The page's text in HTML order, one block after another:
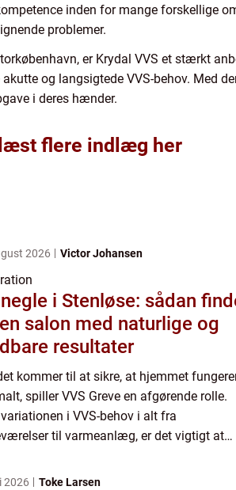
inden for mange forskellige
problemer.
er Krydal VVS et stærkt
og langsigtede VVS-behov. Med
i deres hænder.
flere indlæg her
2026 Victor Johansen
i Stenløse: sådan
salon med naturlige og
resultater
kommer til at sikre, at hjemmet
spiller VVS Greve en afgørende rolle.
i VVS-behov i alt fra
til varmeanlæg, er det vigtigt at
2026 Toke Larsen